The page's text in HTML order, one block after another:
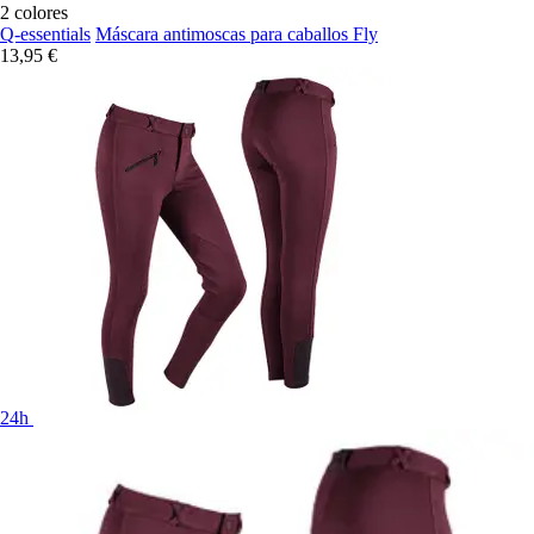
2 colores
Q-essentials Máscara antimoscas para caballos Fly
13,95 €
24h